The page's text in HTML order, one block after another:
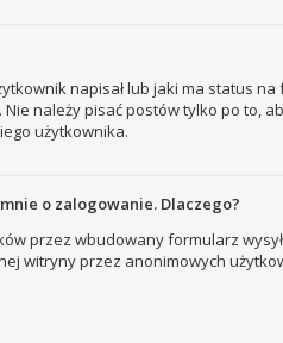
napisał lub jaki ma status
należy pisać postów tylko po to,
użytkownika.
o zalogowanie. Dlaczego?
przez wbudowany formularz
witryny przez anonimowych